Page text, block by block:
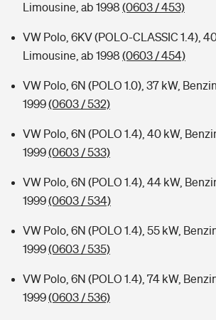
Limousine, ab 1998 (0603 / 453)
VW Polo, 6KV (POLO-CLASSIC 1.4),
Limousine, ab 1998 (0603 / 454)
VW Polo, 6N (POLO 1.0), 37 kW,
1999(0603 / 532)
VW Polo, 6N (POLO 1.4), 40 kW,
1999(0603 / 533)
VW Polo, 6N (POLO 1.4), 44 kW,
1999(0603 / 534)
VW Polo, 6N (POLO 1.4), 55 kW,
1999(0603 / 535)
VW Polo, 6N (POLO 1.4), 74 kW,
1999(0603 / 536)